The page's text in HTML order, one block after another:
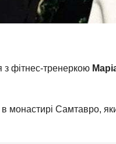
фітнес-тренеркою
в монастирі